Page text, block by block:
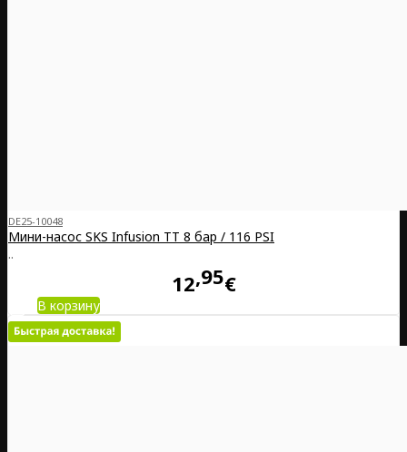
DE25-10048
Мини-насос SKS Infusion TT 8 бар / 116 PSI
..
12 95€
В корзину